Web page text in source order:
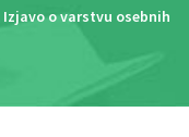
Izjavo o varstvu osebnih